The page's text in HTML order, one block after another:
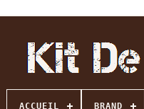
ACCUEIL BRAND